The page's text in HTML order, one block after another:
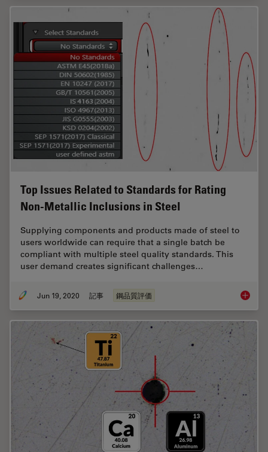
Top Issues Related to Standards for Rating
Non-Metallic Inclusions in Steel
Supplying components and products made of steel to
users worldwide can require that a single batch be
compliant with multiple steel quality standards. This
user demand creates significant challenges…
Jun 19, 2020 記事 鋼品質評価 Top